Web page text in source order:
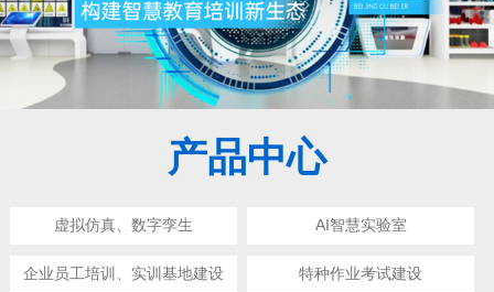
产品中心
虚拟仿真、数字孪生 AI智慧实验室
企业员工培训、实训基地建设 特种作业考试建设